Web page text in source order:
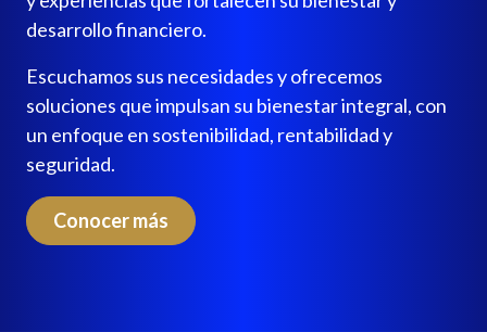
desarrollo financiero.
Escuchamos sus necesidades y ofrecemos
soluciones que impulsan su bienestar integral, con
un enfoque en sostenibilidad, rentabilidad y
seguridad.
Conocer más